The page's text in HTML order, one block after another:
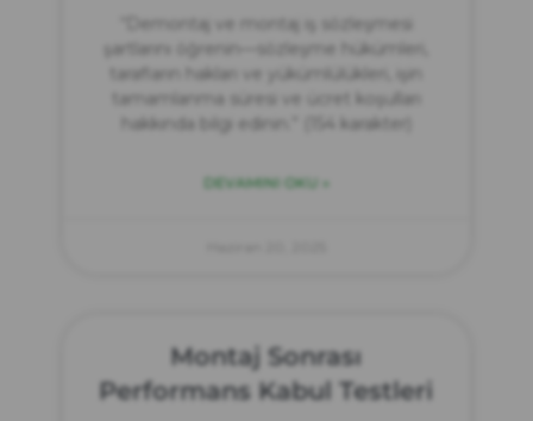
“Demontaj ve montaj iş sözleşmesi
şartlarını öğrenin—sözleşme hükümleri,
tarafların hakları ve yükümlülükleri, işin
tamamlanma süresi ve ücret koşulları
hakkında bilgi edinin.” (154 karakter)
DEVAMINI OKU »
Montaj Sonrası
Performans Kabul Testleri